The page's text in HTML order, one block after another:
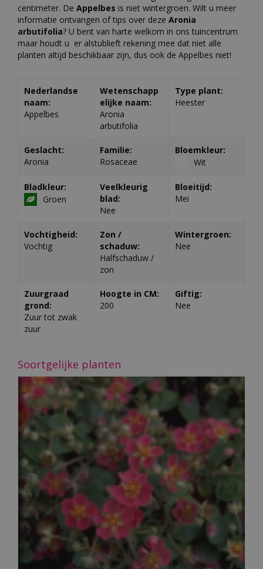
centimeter. De Appelbes is niet wintergroen. Wilt u meer
informatie ontvangen of tips over deze Aronia
arbutifolia? U bent van harte welkom in ons tuincentrum
maar houdt u er alstublieft rekening mee dat niet alle
planten altijd beschikbaar zijn, dus ook de Appelbes niet!
Nederlandse
naam:
Appelbes
Wetenschapp
elijke naam:
Aronia
arbutifolia
Type plant:
Heester
Geslacht:
Aronia
Familie:
Rosaceae
Bloemkleur:
Wit
Bladkleur:
Groen
Veelkleurig
blad:
Nee
Bloeitijd:
Mei
Vochtigheid:
Vochtig
Zon /
schaduw:
Halfschaduw /
zon
Wintergroen:
Nee
Zuurgraad
grond:
Zuur tot zwak
zuur
Hoogte in CM:
200
Giftig:
Nee
Soortgelijke planten